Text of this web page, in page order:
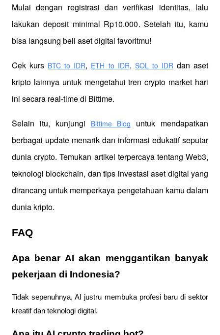
Mulai dengan registrasi dan verifikasi identitas, lalu
lakukan deposit minimal Rp10.000. Setelah itu, kamu
bisa langsung beli aset digital favoritmu!
Cek kurs BTC to IDR, ETH to IDR, SOL to IDR dan aset
kripto lainnya untuk mengetahui tren crypto market hari
ini secara real-time di Bittime.
Selain itu, kunjungi Bittime Blog
untuk mendapatkan
berbagai update menarik dan informasi edukatif seputar
dunia crypto. Temukan artikel terpercaya tentang Web3,
teknologi blockchain, dan tips investasi aset digital yang
dirancang untuk memperkaya pengetahuan kamu dalam
dunia kripto.
FAQ
Apa benar AI akan menggantikan banyak
pekerjaan di Indonesia?
Tidak sepenuhnya, AI justru membuka profesi baru di sektor
kreatif dan teknologi digital.